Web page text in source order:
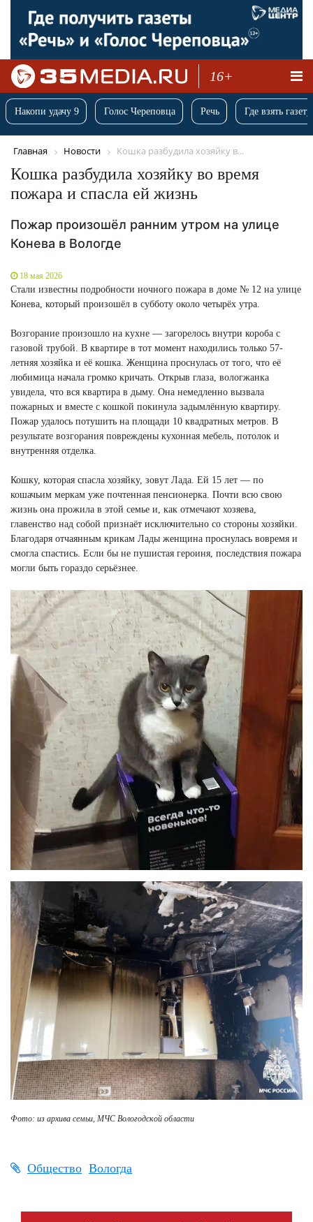
16+
Накопи удачу 9 Голос Череповца Речь Где взять
Главная Новости Кошка разбудила хозяйку в...
Кошка разбудила хозяйку во время
пожара и спасла ей жизнь
Пожар произошёл ранним утром на улице
Конева в Вологде
18 мая 2026
Стали известны подробности ночного пожара в доме № 12 на улице
Конева, который произошёл в субботу около четырёх утра.
Возгорание произошло на кухне — загорелось внутри короба с
газовой трубой. В квартире в тот момент находились только 57-
летняя хозяйка и её кошка. Женщина проснулась от того, что её
любимица начала громко кричать. Открыв глаза, вологжанка
увидела, что вся квартира в дыму. Она немедленно вызвала
пожарных и вместе с кошкой покинула задымлённую квартиру.
Пожар удалось потушить на площади 10 квадратных метров. В
результате возгорания повреждены кухонная мебель, потолок и
внутренняя отделка.
Кошку, которая спасла хозяйку, зовут Лада. Ей 15 лет — по
кошачьим меркам уже почтенная пенсионерка. Почти всю свою
жизнь она прожила в этой семье и, как отмечают хозяева,
главенство над собой признаёт исключительно со стороны хозяйки.
Благодаря отчаянным крикам Лады женщина проснулась вовремя и
смогла спастись. Если бы не пушистая героиня, последствия пожара
могли быть гораздо серьёзнее.
Фото: из архива семьи, МЧС Вологодской области
Общество Вологда